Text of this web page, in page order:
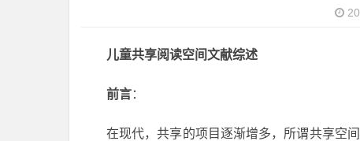
儿童共享阅读空间文献综述
前言：
在现代，共享的项目逐渐增多，所谓共享空